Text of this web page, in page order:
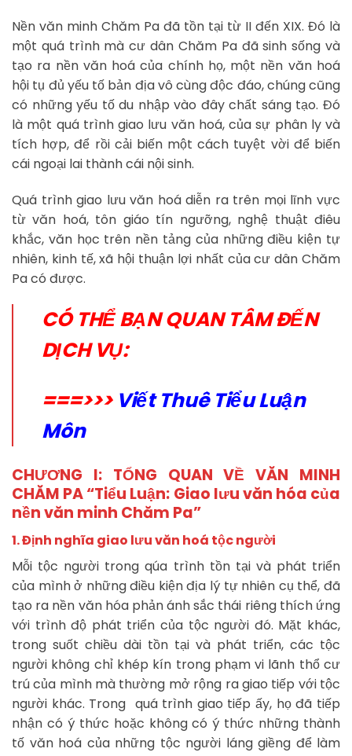
Nền văn minh Chăm Pa đã tồn tại từ II đến XIX. Đó là
một quá trình mà cư dân Chăm Pa đã sinh sống và
tạo ra nền văn hoá của chính họ, một nền văn hoá
hội tụ đủ yếu tố bản địa vô cùng độc đáo, chúng cũng
có những yếu tố du nhập vào đây chất sáng tạo. Đó
là một quá trình giao lưu văn hoá, của sự phân ly và
tích hợp, để rồi cải biến một cách tuyệt vời để biến
cái ngoại lai thành cái nội sinh.
Quá trình giao lưu văn hoá diễn ra trên mọi lĩnh vực
từ văn hoá, tôn giáo tín ngưỡng, nghệ thuật điêu
khắc, văn học trên nền tảng của những điều kiện tự
nhiên, kinh tế, xã hội thuận lợi nhất của cư dân Chăm
Pa có được.
CÓ THỂ BẠN QUAN TÂM ĐẾN
DỊCH VỤ:
===>>> Viết Thuê Tiểu Luận
Môn
CHƯƠNG I: TỔNG QUAN VỀ VĂN MINH
CHĂM PA “Tiểu Luận: Giao lưu văn hóa của
nền văn minh Chăm Pa”
1.Định nghĩa giao lưu văn hoá tộc người
Mỗi tộc người trong qúa trình tồn tại và phát triển
của mình ở những điều kiện địa lý tự nhiên cụ thể, đã
tạo ra nền văn hóa phản ánh sắc thái riêng thích ứng
với trình độ phát triển của tộc người đó. Mặt khác,
trong suốt chiều dài tồn tại và phát triển, các tộc
người không chỉ khép kín trong phạm vi lãnh thổ cư
trú của mình mà thường mở rộng ra giao tiếp với tộc
người khác. Trong quá trình giao tiếp ấy, họ đã tiếp
nhận có ý thức hoặc không có ý thức những thành
tố văn hoá của những tộc người láng giềng để làm